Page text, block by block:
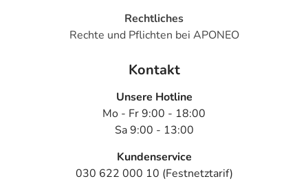
Rechtliches
Rechte und Pflichten bei APONEO
Kontakt
Unsere Hotline
Mo - Fr 9:00 - 18:00
Sa 9:00 - 13:00
Kundenservice
030 622 000 10 (Festnetztarif)